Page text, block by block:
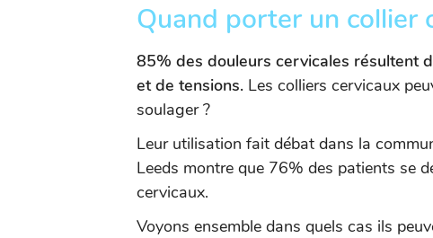
Quand porter un collier
85% des douleurs cervicales résultent
et de tensions. Les colliers cervicaux
soulager ?
Leur utilisation fait débat dans la
Leeds montre que 76% des patients se
cervicaux.
Voyons ensemble dans quels cas ils